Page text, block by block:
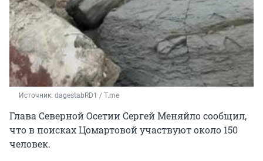
Источник: dagestabRD1 / Т.me
Глава Северной Осетии Сергей Меняйло сообщил,
что в поисках Цомартовой участвуют около 150
человек.